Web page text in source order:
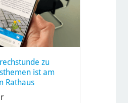
zu
ist am
Rathaus